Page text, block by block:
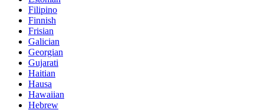
Filipino
Finnish
Frisian
Galician
Georgian
Gujarati
Haitian
Hausa
Hawaiian
Hebrew